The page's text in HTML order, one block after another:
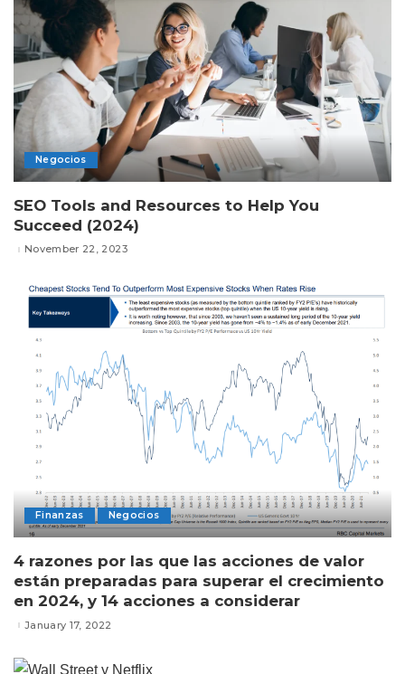
Negocios
SEO Tools and Resources to Help You
Succeed (2024)
November 22, 2023
Finanzas Negocios
4 razones por las que las acciones de valor
están preparadas para superar el crecimiento
en 2024, y 14 acciones a considerar
January 17, 2022